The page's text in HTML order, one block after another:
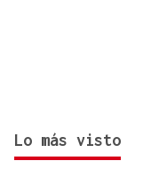
Lo más visto